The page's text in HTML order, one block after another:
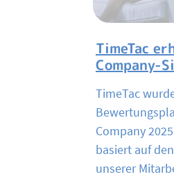
TimeTac
Company-
TimeTac
Company
basiert auf
unserer